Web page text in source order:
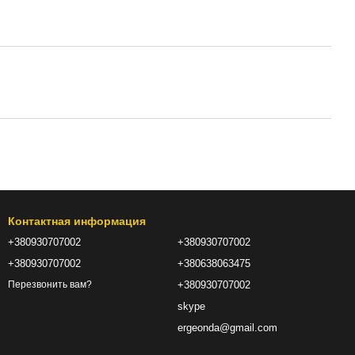
Контактная информация
+380930707002
+380930707002
Перезвонить вам?
+380930707002
+380638063475
+380930707002
skype
ergeonda@gmail.com